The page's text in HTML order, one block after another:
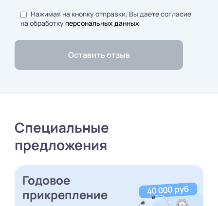
Нажимая на кнопку отправки, Вы даете согласие
на обработку персональных данных
Специальные
предложения
Годовое
прикрепление